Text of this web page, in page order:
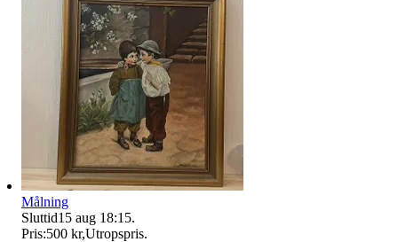
Målning
Sluttid15 aug 18:15.
Pris:500 kr,Utropspris.